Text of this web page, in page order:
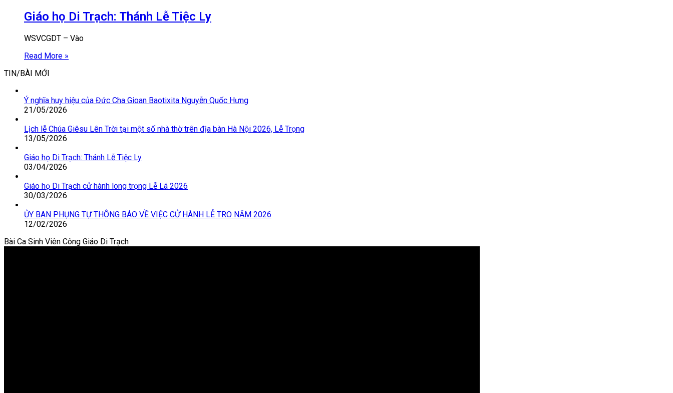
Giáo họ Di Trạch: Thánh Lễ Tiệc Ly
WSVCGDT – Vào
Read More »
TIN/BÀI MỚI
Ý nghĩa huy hiệu của Đức Cha Gioan Baotixita Nguyễn Quốc Hưng
21/05/2026
Lịch lễ Chúa Giêsu Lên Trời tại một số nhà thờ trên địa bàn Hà Nội 2026, Lễ Trọng
13/05/2026
Giáo họ Di Trạch: Thánh Lễ Tiệc Ly
03/04/2026
Giáo họ Di Trạch cử hành long trọng Lễ Lá 2026
30/03/2026
ỦY BAN PHỤNG TỰ THÔNG BÁO VỀ VIỆC CỬ HÀNH LỄ TRO NĂM 2026
12/02/2026
Bài Ca Sinh Viên Công Giáo Di Trạch